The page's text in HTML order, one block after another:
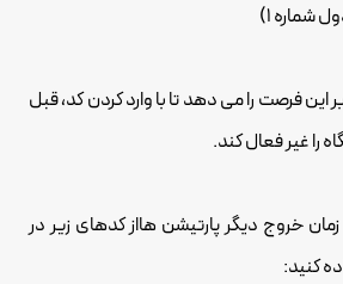
این فرصت را می دهد تا با وارد کردن کد، قبل
را غیر فعال کند.
زمان خروج دیگر پارتیشن هااز کدهای زیر در
کنید: